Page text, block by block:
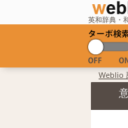
英和辞典・
Weblio